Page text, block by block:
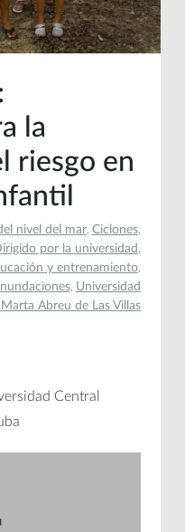
la
riesgo en
nivel del mar, Ciclones,
por la universidad ,
y entrenamiento,
Inundaciones, Universidad
Abreu de Las Villas
Central